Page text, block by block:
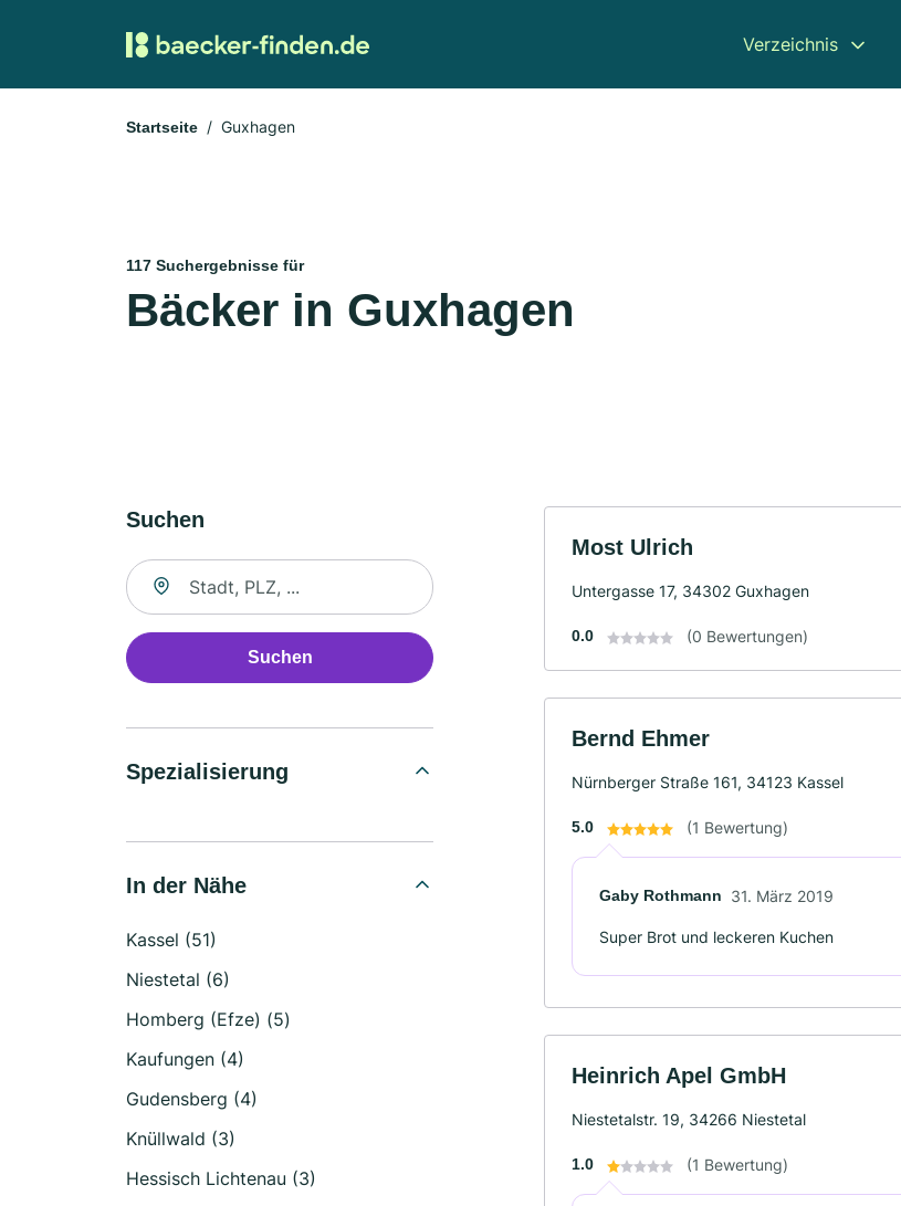
Verzeichnis
Startseite Guxhagen
117 Suchergebnisse für
Bäcker in Guxhagen
Suchen
Suche nach Ort
Suchen
Spezialisierung
In der Nähe
Kassel (51)
Niestetal (6)
Homberg (Efze) (5)
Kaufungen (4)
Gudensberg (4)
Knüllwald (3)
Hessisch Lichtenau (3)
Most Ulrich
Untergasse 17, 34302 Guxhagen
0.0 (0 Bewertungen)
Bernd Ehmer
Nürnberger Straße 161, 34123 Kassel
5.0 (1 Bewertung)
Gaby Rothmann 31. März 2019
Super Brot und leckeren Kuchen
Heinrich Apel GmbH
Niestetalstr. 19, 34266 Niestetal
1.0 (1 Bewertung)